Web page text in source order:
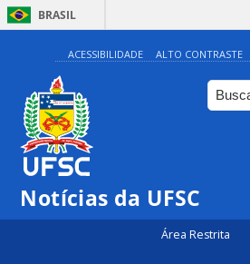
BRASIL
ACESSIBILIDADE ALTO CONTRASTE
Notícias da UFSC
Área Restrita